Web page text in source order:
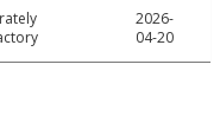
2026-
04-20